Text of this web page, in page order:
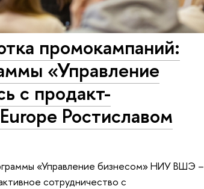
промокампаний:
«Управление
с продакт-
Ростиславом
«Управление бизнесом» НИУ ВШЭ –
сотрудничество с